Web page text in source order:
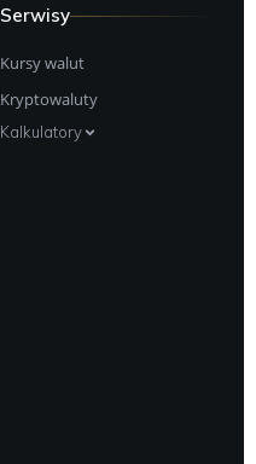
Serwisy
Kursy walut
Kryptowaluty
Kalkulatory